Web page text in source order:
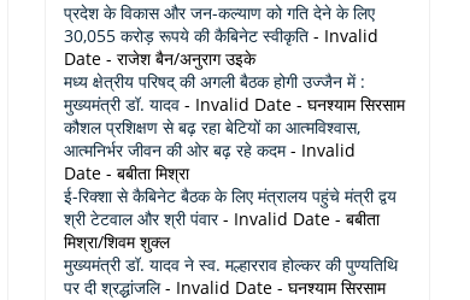
प्रदेश के विकास और जन-कल्याण को गति देने के लिए
30,055 करोड़ रूपये की कैबिनेट स्वीकृति - Invalid
Date - राजेश बैन/अनुराग उइके
मध्य क्षेत्रीय परिषद् की अगली बैठक होगी उज्जैन में :
मुख्यमंत्री डॉ. यादव - Invalid Date - घनश्याम सिरसाम
कौशल प्रशिक्षण से बढ़ रहा बेटियों का आत्मविश्वास,
आत्मनिर्भर जीवन की ओर बढ़ रहे कदम- Invalid
Date - बबीता मिश्रा
ई-रिक्शा से कैबिनेट बैठक के लिए मंत्रालय पहुंचे मंत्री द्वय
श्री टेटवाल और श्री पंवार- Invalid Date - बबीता
मिश्रा/शिवम शुक्ल
मुख्यमंत्री डॉ. यादव ने स्व. मल्हारराव होल्कर की पुण्यतिथि
पर दी श्रद्धांजलि- Invalid Date - घनश्याम सिरसाम